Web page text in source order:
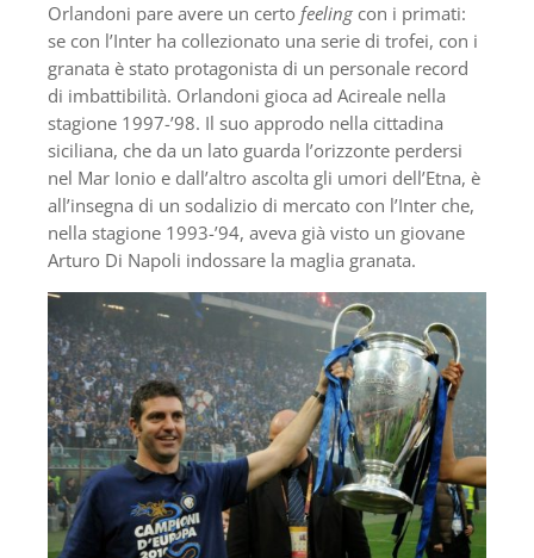
Orlandoni pare avere un certo feeling con i primati:
se con l’Inter ha collezionato una serie di trofei, con i
granata è stato protagonista di un personale record
di imbattibilità. Orlandoni gioca ad Acireale nella
stagione 1997-’98. Il suo approdo nella cittadina
siciliana, che da un lato guarda l’orizzonte perdersi
nel Mar Ionio e dall’altro ascolta gli umori dell’Etna, è
all’insegna di un sodalizio di mercato con l’Inter che,
nella stagione 1993-’94, aveva già visto un giovane
Arturo Di Napoli indossare la maglia granata.